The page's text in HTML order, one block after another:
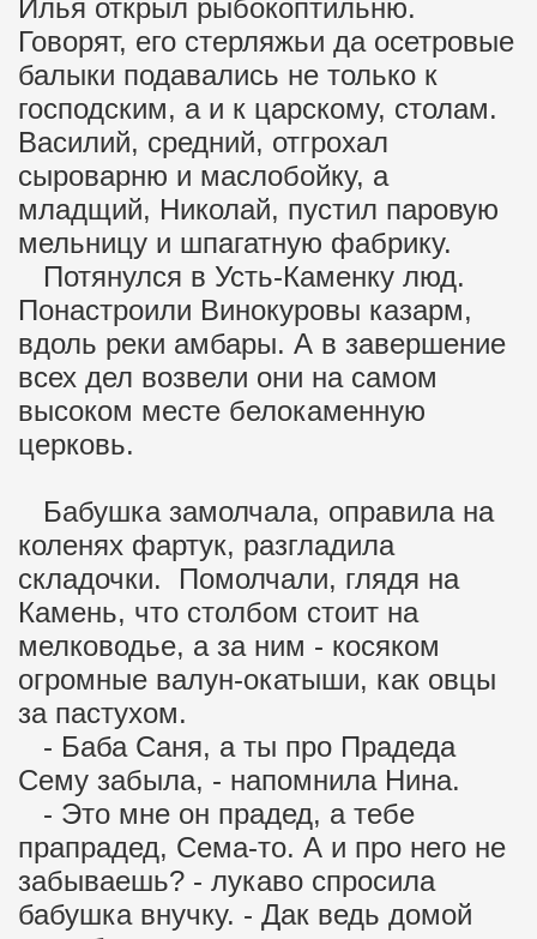
Илья открыл рыбокоптильню.
Говорят, его стерляжьи да осетровые
балыки подавались не только к
господским, а и к царскому, столам.
Василий, средний, отгрохал
сыроварню и маслобойку, а
младщий, Николай, пустил паровую
мельницу и шпагатную фабрику.
Потянулся в Усть-Каменку люд.
Понастроили Винокуровы казарм,
вдоль реки амбары. А в завершение
всех дел возвели они на самом
высоком месте белокаменную
церковь.
Бабушка замолчала, оправила на
коленях фартук, разгладила
складочки. Помолчали, глядя на
Камень, что столбом стоит на
мелководье, а за ним - косяком
огромные валун-окатыши, как овцы
за пастухом.
- Баба Саня, а ты про Прадеда
Сему забыла, - напомнила Нина.
- Это мне он прадед, а тебе
прапрадед, Сема-то. А и про него не
забываешь? - лукаво спросила
бабушка внучку. - Дак ведь домой